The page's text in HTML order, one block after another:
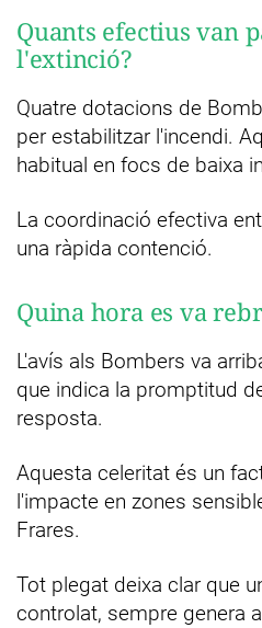
Quants efectius van
l'extinció?
Quatre dotacions de
per estabilitzar l'incendi.
habitual en focs de baixa
La coordinació efectiva
una ràpida contenció.
Quina hora es va
L'avís als Bombers va
que indica la promptitud
resposta.
Aquesta celeritat és un
l'impacte en zones
Frares.
Tot plegat deixa clar que
controlat, sempre genera